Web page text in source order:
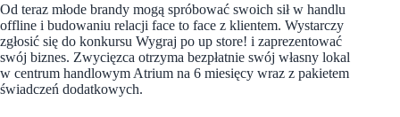
Od teraz młode brandy mogą spróbować swoich sił w handlu
offline i budowaniu relacji face to face z klientem. Wystarczy
zgłosić się do konkursu Wygraj po up store! i zaprezentować
swój biznes. Zwycięzca otrzyma bezpłatnie swój własny lokal
w centrum handlowym Atrium na 6 miesięcy wraz z pakietem
świadczeń dodatkowych.